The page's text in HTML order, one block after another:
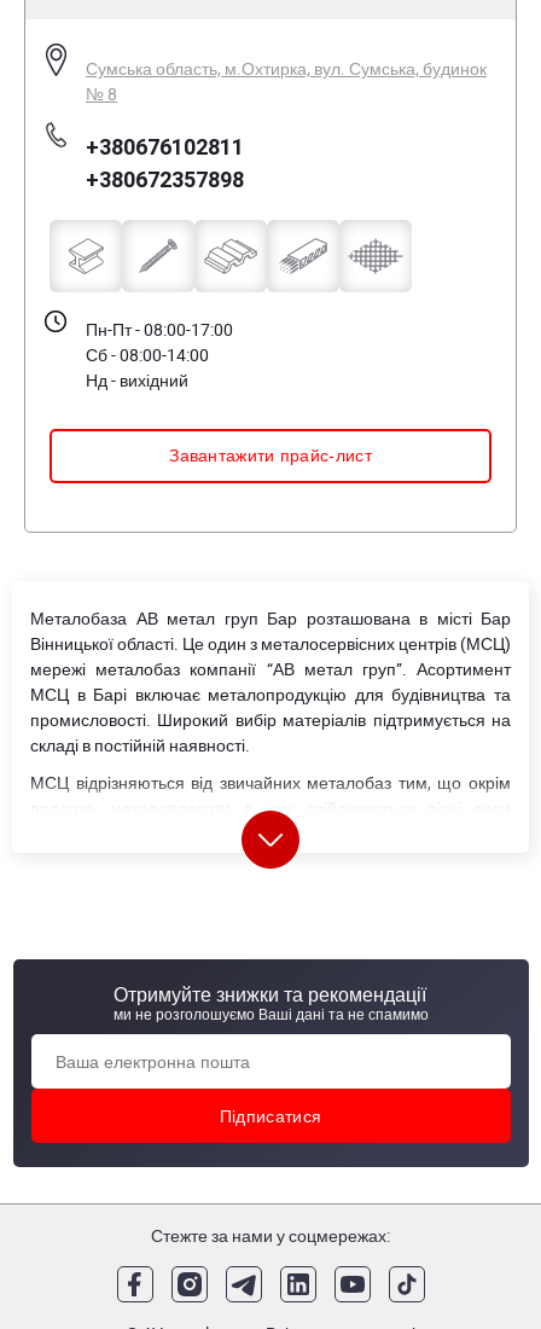
Сумська область, м.Охтирка, вул. Сумська, будинок
№ 8
+380676102811
+380672357898
Пн-Пт - 08:00-17:00
Сб - 08:00-14:00
Нд - вихідний
Завантажити прайс-лист
Металобаза АВ метал груп Бар розташована в місті Бар
Вінницької області. Це один з металосервісних центрів (МСЦ)
мережі металобаз компанії “АВ метал груп”. Асортимент
МСЦ в Барі включає металопродукцію для будівництва та
промисловості. Широкий вибір матеріалів підтримується на
складі в постійній наявності.
МСЦ відрізняються від звичайних металобаз тим, що окрім
продажу металопрокату, в них здійснюються різні види
первинної металообробки. База металу в місті Бар, як і інші
торгові відділення компанії, є сучасним металосервісним
називати свої металосервісні центри металобазами для
зручності комунікації, адже слово "металобаза" більш звичне
та зрозуміле для наших покупців.
вітчизняним стандартам. Ми пропонуємо матеріали
власного виробництва та продукцію від відомих виробників з
Види металопрокату на металобазі у
Асортимент наших металобаз може відрізнятися. Це
залежить від попиту та потреб кожного регіона України.
Отримуйте знижки та рекомендації
ми не розголошуємо Ваші дані та не спамимо
Стежте за нами у соцмережах: